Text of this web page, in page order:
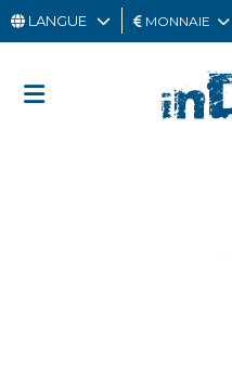
HOMME
LANGUE MONNAIE